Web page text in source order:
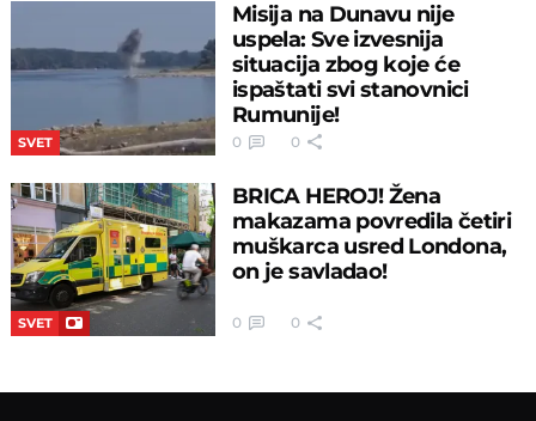
SVET
Misija na Dunavu nije
uspela: Sve izvesnija
situacija zbog koje će
ispaštati svi stanovnici
Rumunije!
0 0
SVET
BRICA HEROJ! Žena
makazama povredila četiri
muškarca usred Londona,
on je savladao!
0 0